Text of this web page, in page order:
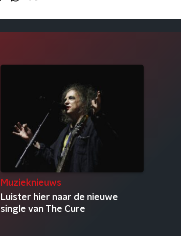
Muzieknieuws
Luister hier naar de nieuwe
single van The Cure